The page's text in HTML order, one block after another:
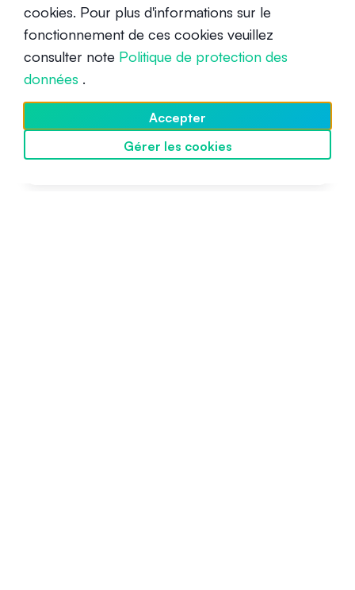
L'importance de la diversification
Débutant 11 janvier 2021
cookies. Pour plus d'informations sur le
fonctionnement de ces cookies veuillez
consulter note Politique de protection des
données .
Accepter
Gérer les cookies
Découvrir SwissBorg